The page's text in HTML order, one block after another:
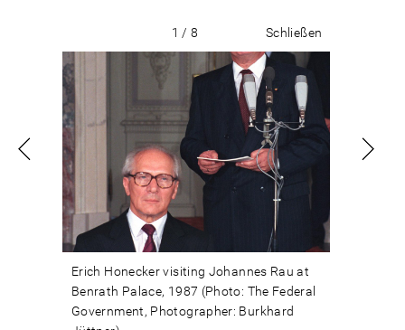
1 / 8 Schließen
Erich Honecker visiting Johannes Rau at
Benrath Palace, 1987 (Photo: The Federal
Government, Photographer: Burkhard